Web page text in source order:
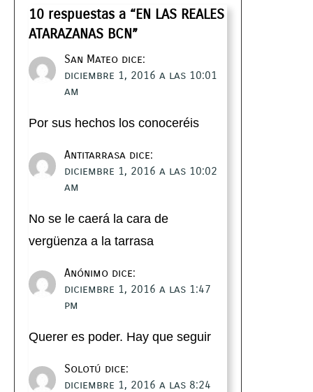
10 respuestas a “EN LAS REALES
ATARAZANAS BCN”
San Mateo dice:
diciembre 1, 2016 a las 10:01
am
Por sus hechos los conoceréis
Antitarrasa dice:
diciembre 1, 2016 a las 10:02
am
No se le caerá la cara de
vergüenza a la tarrasa
Anónimo dice:
diciembre 1, 2016 a las 1:47
pm
Querer es poder. Hay que seguir
Solotú dice:
diciembre 1, 2016 a las 8:24